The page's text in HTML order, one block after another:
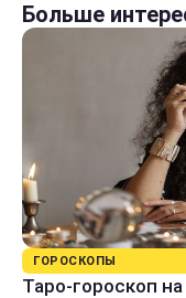
Больше
ГОРОСКОПЫ
Таро-гороскоп